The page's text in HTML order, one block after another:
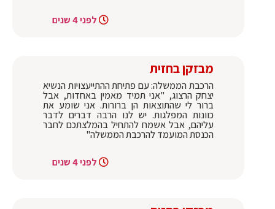
לפני 4 שנים
מבזקן בחזית
הרכבת הממשלה: עם פתיחת ההתייעצויות הנשיא
יצחק הרצוג, "אני תמיד מאמין באחדות, אבל
ברור לי שהתוצאות הן ברורות. אני שומע את
כוונות המפלגות. יש לנו הרבה דברים לדבר
עליהם, אבל אשמח להתחיל בהמלצתכם לחבר
הכנסת המועמד להרכבת הממשלה"
לפני 4 שנים